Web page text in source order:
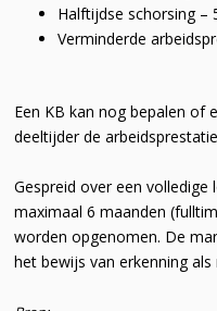
Halftijdse schorsing –
Verminderde
Een KB kan nog bepalen of
deeltijder de
Gespreid over een
maximaal 6 maanden
worden opgenomen. De
het bewijs van erkenning